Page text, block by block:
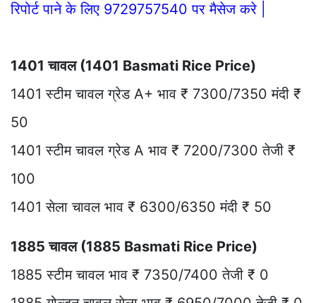
रिपोर्ट पाने के लिए 9729757540 पर मैसेज करे |
1401 चावल (1401 Basmati Rice Price)
1401 स्टीम चावल ग्रेड A+ भाव ₹ 7300/7350 मंदी ₹
50
1401 स्टीम चावल ग्रेड A भाव ₹ 7200/7300 तेजी ₹
100
1401 सेला चावल भाव ₹ 6300/6350 मंदी ₹ 50
1885 चावल (1885 Basmati Rice Price)
1885 स्टीम चावल भाव ₹ 7350/7400 तेजी ₹ 0